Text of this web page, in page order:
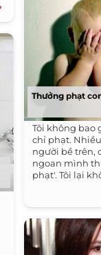
Thưởng phạt
Tôi không bao
chỉ phạt.
người bề trên,
ngoan mình
phạt'. Tôi lại